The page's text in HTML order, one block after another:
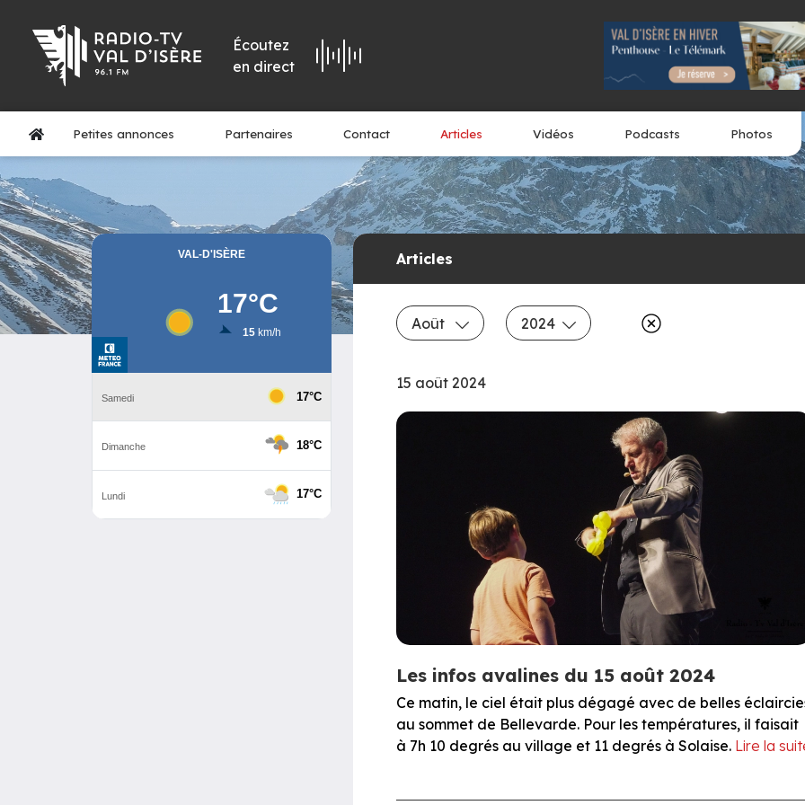
Écoutez
en direct
Petites annonces Partenaires Contact Articles Vidéos Podcasts Photos
Articles
Août 2024
15 août 2024
Les infos avalines du 15 août 2024
Ce matin, le ciel était plus dégagé avec de belles
au sommet de Bellevarde. Pour les températures, il faisait
à 7h 10 degrés au village et 11 degrés à Solaise. Lire la